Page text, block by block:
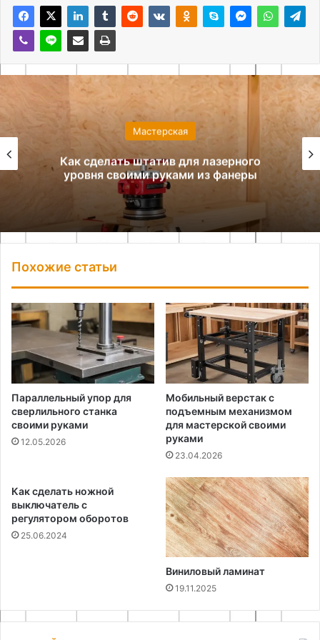
Мастерская
Как сделать штатив для лазерного
уровня своими руками из фанеры
Похожие статьи
Параллельный упор для
сверлильного станка
своими руками
12.05.2026
Мобильный верстак с
подъемным механизмом
для мастерской своими
руками
23.04.2026
Как сделать ножной
выключатель с
регулятором оборотов
25.06.2024
Виниловый ламинат
19.11.2025